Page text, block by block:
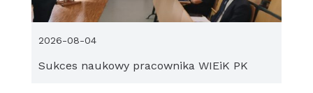
Sukces naukowy pracownika WIEiK PK
2026-08-04